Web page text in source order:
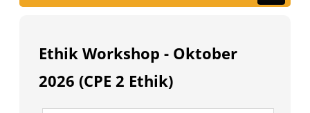
Ethik Workshop - Oktober
2026 (CPE 2 Ethik)